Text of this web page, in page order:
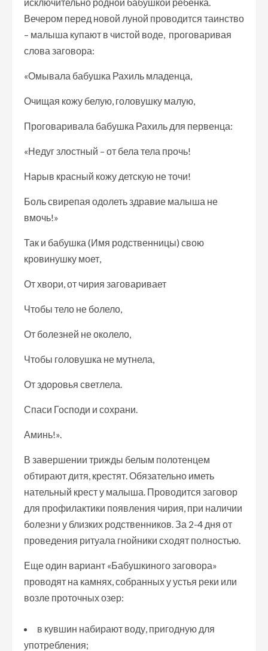
Вечером перед новой луной проводится таинство
– малыша купают в чистой воде, проговаривая
слова заговора:
«Омывала бабушка Рахиль младенца,
Очищая кожу белую, головушку малую,
Проговаривала бабушка Рахиль для первенца:
«Недуг злостный – от бела тела прочь!
Нарыв красный кожу детскую не точи!
Боль свирепая одолеть здравие малыша не
вмочь!»
Так и бабушка (Имя родственницы) свою
кровинушку моет,
От хвори, от чирия заговаривает
Чтобы тело не болело,
От болезней не околело,
Чтобы головушка не мутнела,
От здоровья светлела.
Спаси Господи и сохрани.
Аминь!».
В завершении трижды белым полотенцем
обтирают дитя, крестят. Обязательно иметь
нательный крест у малыша. Проводится заговор
для профилактики появления чирия, при наличии
болезни у близких родственников. За 2-4 дня от
проведения ритуала гнойники сходят полностью.
Еще один вариант «Бабушкиного заговора»
проводят на камнях, собранных у устья реки или
возле проточных озер:
в кувшин набирают воду, пригодную для
употребления;